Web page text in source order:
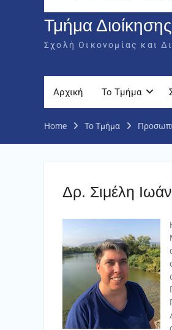
Τμήμα
Σχολή Οικονομίας και
Αρχική Το Τμήμα
Home Το Τμήμα
Δρ. Σιμέλη